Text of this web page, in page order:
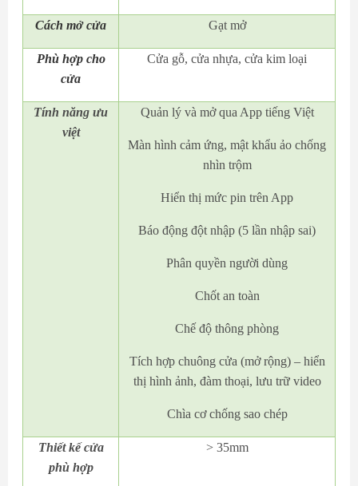
Cách mở cửa Gạt mở
Phù hợp cho
cửa
Cửa gỗ, cửa nhựa, cửa kim loại
Tính năng ưu
việt
Quản lý và mở qua App tiếng Việt
Màn hình cảm ứng, mật khẩu ảo chống
nhìn trộm
Hiển thị mức pin trên App
Báo động đột nhập (5 lần nhập sai)
Phân quyền người dùng
Chốt an toàn
Chế độ thông phòng
Tích hợp chuông cửa (mở rộng) – hiển
thị hình ảnh, đàm thoại, lưu trữ video
Chìa cơ chống sao chép
Thiết kế cửa
phù hợp
> 35mm